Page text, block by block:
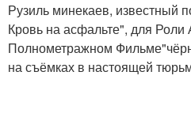
Рузиль минекаев, известный
Кровь на асфальте", для
Полнометражном
на съёмках в настоящей